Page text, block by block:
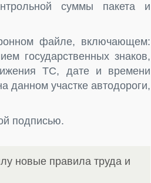
суммы пакета и
файле, включающем:
государственных знаков,
ТС, дате и времени
данном участке автодороги,
подписью.
новые правила труда и